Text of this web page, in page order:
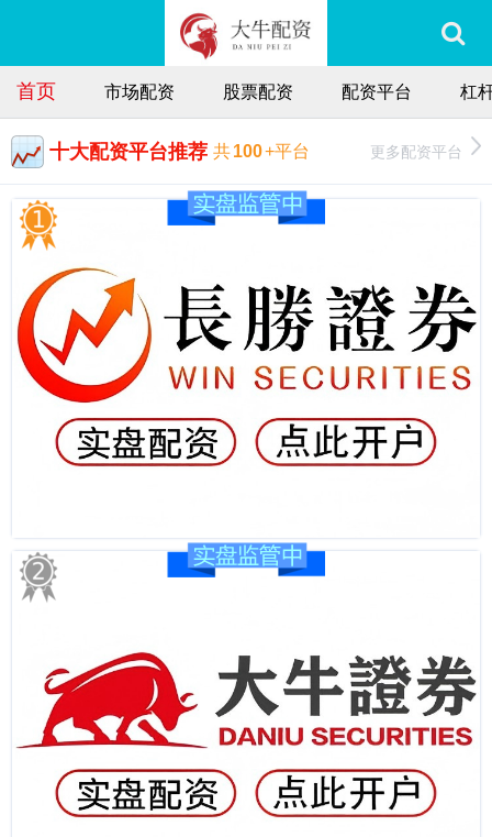
首页 市场配资 股票配资 配资平台 杠
十大配资平台推荐 共100+平台 更多配资平台